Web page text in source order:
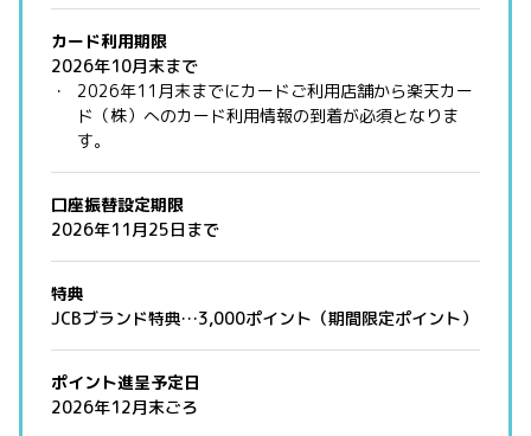
カード利用期限
2026年10月末まで
2026年11月末までにカードご利用店舗から楽天カー
ド（株）へのカード利用情報の到着が必須となりま
す。
口座振替設定期限
2026年11月25日まで
特典
JCBブランド特典…3,000ポイント（期間限定ポイント）
ポイント進呈予定日
2026年12月末ごろ